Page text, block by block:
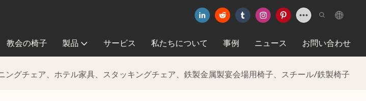
教会の椅子 製品 サービス 私たちについて 事例 ニュース お問い合わせ
グチェア、ホテル家具、スタッキングチェア、鉄製金属製宴会場用椅子、スチール/鉄製椅子